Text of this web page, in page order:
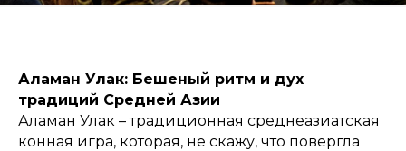
Аламан Улак: Бешеный ритм и дух
традиций Средней Азии
Аламан Улак – традиционная среднеазиатская
конная игра, которая, не скажу, что повергла